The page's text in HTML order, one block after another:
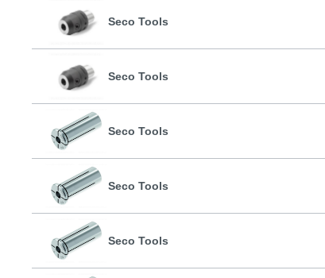
Seco Tools
Seco Tools
Seco Tools
Seco Tools
Seco Tools